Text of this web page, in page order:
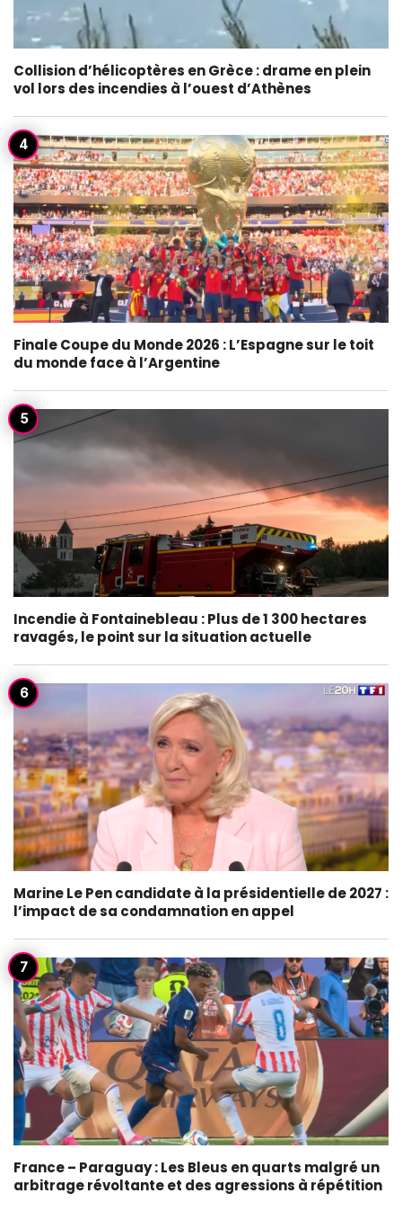
Collision d’hélicoptères en Grèce : drame en plein
vol lors des incendies à l’ouest d’Athènes
Finale Coupe du Monde 2026 : L’Espagne sur le toit
du monde face à l’Argentine
Incendie à Fontainebleau : Plus de 1 300 hectares
ravagés, le point sur la situation actuelle
Marine Le Pen candidate à la présidentielle de 2027 :
l’impact de sa condamnation en appel
France – Paraguay : Les Bleus en quarts malgré un
arbitrage révoltante et des agressions à répétition